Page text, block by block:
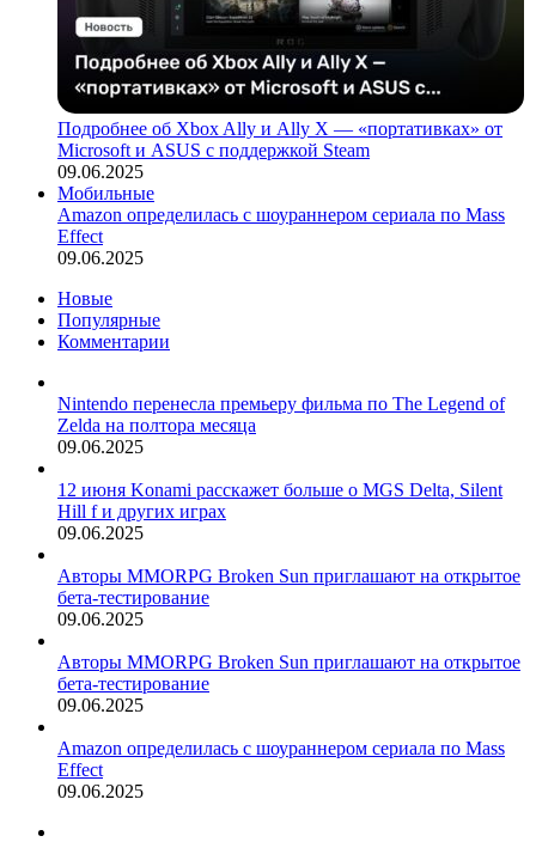
Подробнее об Xbox Ally и Ally X — «портативках» от
Microsoft и ASUS с поддержкой Steam
09.06.2025
Мобильные
Amazon определилась с шоураннером сериала по Mass
Effect
09.06.2025
Новые
Популярные
Комментарии
Nintendo перенесла премьеру фильма по The Legend of
Zelda на полтора месяца
09.06.2025
12 июня Konami расскажет больше о MGS Delta, Silent
Hill f и других играх
09.06.2025
Авторы MMORPG Broken Sun приглашают на открытое
бета-тестирование
09.06.2025
Авторы MMORPG Broken Sun приглашают на открытое
бета-тестирование
09.06.2025
Amazon определилась с шоураннером сериала по Mass
Effect
09.06.2025